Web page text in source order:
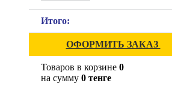
Итого:
ОФОРМИТЬ ЗАКАЗ
Товаров в корзине 0
на сумму 0 тенге